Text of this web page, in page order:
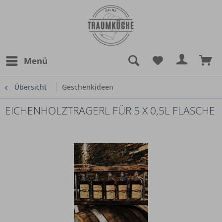
Menü
Übersicht Geschenkideen
EICHENHOLZTRAGERL FÜR 5 X 0,5L FLASCHE